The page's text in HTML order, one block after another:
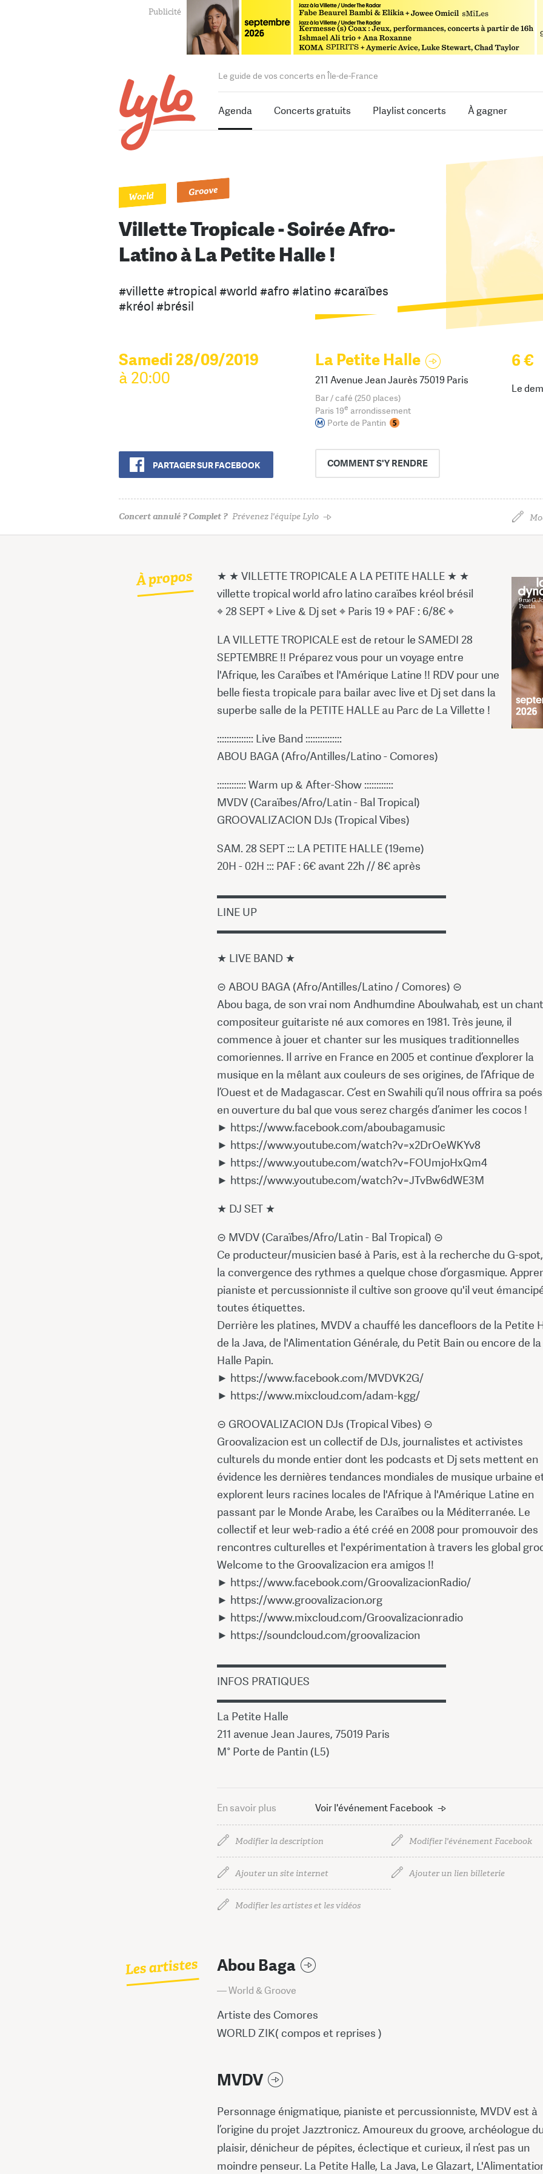
Le guide de vos concerts en Île-de-France
Agenda Concerts gratuits Playlist concerts À gagner
World Groove
Villette Tropicale - Soirée Afro-
Latino à La Petite Halle !
#villette #tropical #world #afro #latino #caraïbes
#kréol #brésil
Samedi 28/09/2019
à 20:00
PARTAGER SUR FACEBOOK
La Petite Halle
211 Avenue Jean Jaurès 75019 Paris
Bar / café (250 places)
Paris 19e arrondissement
Porte de Pantin
COMMENTS'Y RENDRE
6 €
Le
Concert annulé ? Complet ? Prévenez l'équipe Lylo
À propos
★ ★ VILLETTE TROPICALE A LA PETITE HALLE ★ ★
villette tropical world afro latino caraïbes kréol brésil
⌖ 28 SEPT ⌖ Live & Dj set ⌖ Paris 19 ⌖ PAF : 6/8€ ⌖
LA VILLETTE TROPICALE est de retour le SAMEDI 28
SEPTEMBRE !! Préparez vous pour un voyage entre
l'Afrique, les Caraïbes et l'Amérique Latine !! RDV pour une
belle fiesta tropicale para bailar avec live et Dj set dans la
superbe salle de la PETITE HALLE au Parc de La Villette !
::::::::::::::: Live Band :::::::::::::::
ABOU BAGA (Afro/Antilles/Latino - Comores)
:::::::::::: Warm up & After-Show ::::::::::::
MVDV (Caraïbes/Afro/Latin - Bal Tropical)
GROOVALIZACION DJs (Tropical Vibes)
SAM. 28 SEPT ::: LA PETITE HALLE (19eme)
20H - 02H ::: PAF : 6€ avant 22h // 8€ après
▬▬▬▬▬▬▬▬▬▬▬▬▬▬▬▬▬▬▬▬▬
LINE UP
▬▬▬▬▬▬▬▬▬▬▬▬▬▬▬▬▬▬▬▬▬
★ LIVE BAND ★
⊝ ABOU BAGA (Afro/Antilles/Latino / Comores) ⊝
Abou baga, de son vrai nom Andhumdine Aboulwahab, est un
compositeur guitariste né aux comores en 1981. Très jeune, il
commence à jouer et chanter sur les musiques traditionnelles
comoriennes. Il arrive en France en 2005 et continue d’explorer la
musique en la mêlant aux couleurs de ses origines, de l’Afrique de
l’Ouest et de Madagascar. C’est en Swahili qu’il nous offrira sa
en ouverture du bal que vous serez chargés d’animer les cocos !
► https://www.facebook.com/aboubagamusic
► https://www.youtube.com/watch?v=x2DrOeWKYv8
► https://www.youtube.com/watch?v=FOUmjoHxQm4
► https://www.youtube.com/watch?v=JTvBw6dWE3M
★ DJ SET ★
⊝ MVDV (Caraïbes/Afro/Latin - Bal Tropical) ⊝
Ce producteur/musicien basé à Paris, est à la recherche du G-
la convergence des rythmes a quelque chose d’orgasmique.
pianiste et percussionniste il cultive son groove qu'il veut
toutes étiquettes.
Derrière les platines, MVDV a chauffé les dancefloors de la Petite
de la Java, de l'Alimentation Générale, du Petit Bain ou encore de la
Halle Papin.
► https://www.facebook.com/MVDVK2G/
► https://www.mixcloud.com/adam-kgg/
⊝ GROOVALIZACION DJs (Tropical Vibes) ⊝
Groovalizacion est un collectif de DJs, journalistes et activistes
culturels du monde entier dont les podcasts et Dj sets mettent en
évidence les dernières tendances mondiales de musique urbaine
explorent leurs racines locales de l'Afrique à l'Amérique Latine en
passant par le Monde Arabe, les Caraïbes ou la Méditerranée. Le
collectif et leur web-radio a été créé en 2008 pour promouvoir des
rencontres culturelles et l'expérimentation à travers les global
Welcome to the Groovalizacion era amigos !!
► https://www.facebook.com/GroovalizacionRadio/
► https://www.groovalizacion.org
► https://www.mixcloud.com/Groovalizacionradio
► https://soundcloud.com/groovalizacion
▬▬▬▬▬▬▬▬▬▬▬▬▬▬▬▬▬▬▬▬▬
INFOS PRATIQUES
▬▬▬▬▬▬▬▬▬▬▬▬▬▬▬▬▬▬▬▬▬
La Petite Halle
211 avenue Jean Jaures, 75019 Paris
M° Porte de Pantin (L5)
En savoir plus Voir l'événement Facebook
Modifier la description Modifier l'événement Facebook
Ajouter un site internet Ajouter un lien billeterie
Modifier les artistes et les vidéos
Les artistes Abou Baga
— World & Groove
Artiste des Comores
WORLD ZIK( compos et reprises )
MVDV
Personnage énigmatique, pianiste et percussionniste, MVDV est à
l’origine du projet Jazztronicz. Amoureux du groove, archéologue
plaisir, dénicheur de pépites, éclectique et curieux, il n’est pas un
moindre penseur. La Petite Halle, La Java, Le Glazart,